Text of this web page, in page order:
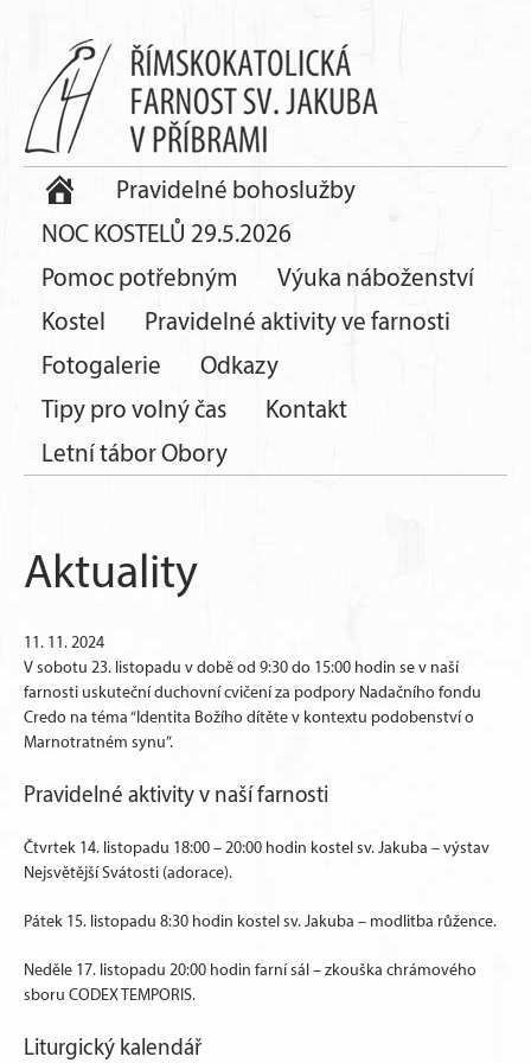
Pravidelné bohoslužby
NOC KOSTELŮ 29.5.2026
Pomoc potřebným
Výuka náboženství
Kostel
Pravidelné aktivity ve farnosti
Fotogalerie
Odkazy
Tipy pro volný čas
Kontakt
Letní tábor Obory
Aktuality
11. 11. 2024
V sobotu 23. listopadu v době od 9:30 do 15:00 hodin se v naší
farnosti uskuteční duchovní cvičení za podpory Nadačního fondu
Credo na téma “Identita Božího dítěte v kontextu podobenství o
Marnotratném synu”.
Pravidelné aktivity v naší farnosti
Čtvrtek 14. listopadu 18:00 – 20:00 hodin kostel sv. Jakuba – výstav
Nejsvětější Svátosti (adorace).
Pátek 15. listopadu 8:30 hodin kostel sv. Jakuba – modlitba růžence.
Neděle 17. listopadu 20:00 hodin farní sál – zkouška chrámového
sboru CODEX TEMPORIS.
Liturgický kalendář